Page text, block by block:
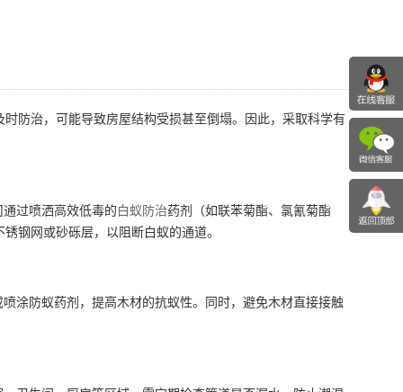
时防治，可能导致房屋结构受损甚至倒塌。因此，采取科学有
过喷洒高效低毒的白蚁防治药剂（如联苯菊酯、氯氰菊酯
钢网或砂砾层，以阻断白蚁的通道。
涂防蚁药剂，提高木材的抗蚁性。同时，避免木材直接接触